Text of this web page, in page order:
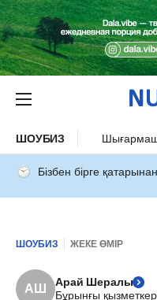
ШОУБИЗ
Бізбен бірге
ШОУБИЗ ЖЕКЕ ӨМІР
АШ
Арай Шералы
Бұрынғы қызметкер